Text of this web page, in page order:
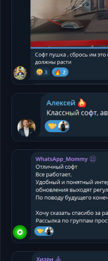
Telegram Открыть
Telegram Открыть
Telegram Открыть